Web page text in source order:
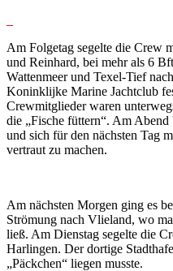
Am Folgetag segelte die Crew
und Reinhard, bei mehr als 6
Wattenmeer und Texel-Tief
Koninklijke Marine Jachtclub
Crewmitglieder waren
die „Fische füttern“. Am
und sich für den nächsten Tag
vertraut zu machen.
Am nächsten Morgen ging es
Strömung nach Vlieland, wo
ließ. Am Dienstag segelte die
Harlingen. Der dortige
„Päckchen“ liegen musste.